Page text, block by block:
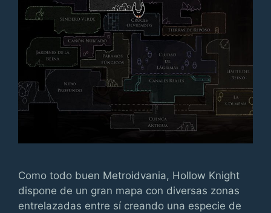
Como todo buen Metroidvania, Hollow Knight
dispone de un gran mapa con diversas zonas
entrelazadas entre sí creando una especie de